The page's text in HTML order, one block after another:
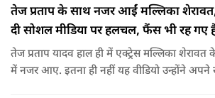
तेज प्रताप के साथ नजर आईं मल्लिका शेरावत,
दी सोशल मीडिया पर हलचल, फैंस भी रह गए
तेज प्रताप यादव हाल ही में एक्ट्रेस मल्लिका शेरावत
में नजर आए. इतना ही नहीं यह वीडियो उन्होंने अपने